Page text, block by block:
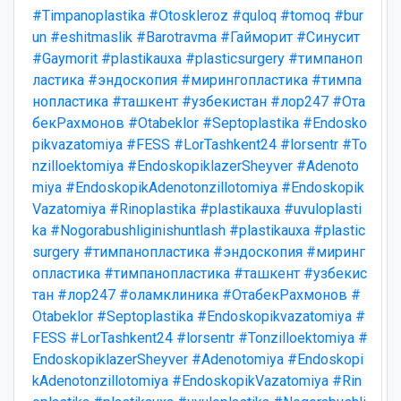
#Timpanoplastika #Otoskleroz #quloq #tomoq #bur
un #eshitmaslik #Barotravma #Гайморит #Синусит
#Gaymorit #plastikauxa #plasticsurgery #тимпаноп
ластика #эндоскопия #мирингопластика #тимпа
нопластика #ташкент #узбекистан #лор247 #Ота
бекРахмонов #Otabeklor #Septoplastika #Endosko
pikvazatomiya #FESS #LorTashkent24 #lorsentr #To
nzilloektomiya #EndoskopiklazerSheyver #Adenoto
miya #EndoskopikAdenotonzillotomiya #Endoskopik
Vazatomiya #Rinoplastika #plastikauxa #uvuloplasti
ka #Nogorabushliginishuntlash #plastikauxa #plastic
surgery #тимпанопластика #эндоскопия #миринг
опластика #тимпанопластика #ташкент #узбекис
тан #лор247 #оламклиника #ОтабекРахмонов #
Otabeklor #Septoplastika #Endoskopikvazatomiya #
FESS #LorTashkent24 #lorsentr #Tonzilloektomiya #
EndoskopiklazerSheyver #Adenotomiya #Endoskopi
kAdenotonzillotomiya #EndoskopikVazatomiya #Rin